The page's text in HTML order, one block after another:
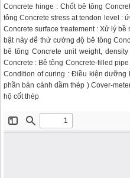
Concrete hinge : Chốt bê tông
tông Concrete stress at tendon level :
Concrete surface treatement : Xử lý bề
bật nảy để thử cường độ bê tông
bê tông Concrete unit weight,
Concrete : Bê tông Concrete-filled
Condition of curing : Điều kiện dưỡng
phần bản cánh dầm thép ) Cover-
hộ cốt thép